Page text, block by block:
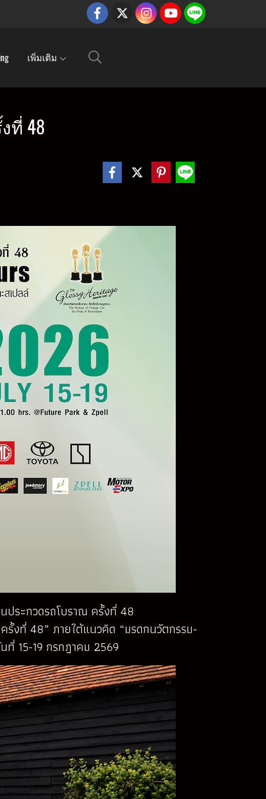
เพิ่มเติม
ที่ 48
ประกวดรถโบราณ ครั้งที่ 48
รั้งที่ 48” ภายใต้แนวคิด “มรดกนวัตกรรม-
ที่ 15-19 กรกฎาคม 2569